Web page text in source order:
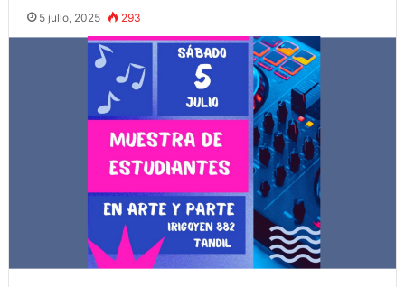
5 julio, 2025 293